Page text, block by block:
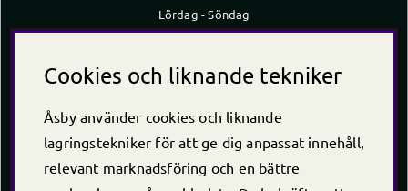
Lördag - Söndag
10.00 - 16.00
*Caféet stänger 30 min innan butiken stänger
E-post:info@asby.nu
Org nr: 556222-2900
Cookies och liknande tekniker
Åsby använder cookies och liknande
lagringstekniker för att ge dig anpassat innehåll,
relevant marknadsföring och en bättre